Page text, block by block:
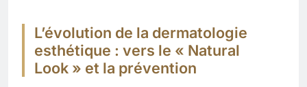
L’évolution de la dermatologie
esthétique : vers le « Natural
Look » et la prévention